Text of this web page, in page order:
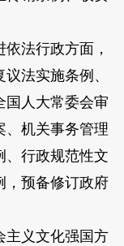
法行政方面，
法实施条例、
国人大常委会审
、机关事务管理
、行政规范性文
，预备修订政府
义文化强国方